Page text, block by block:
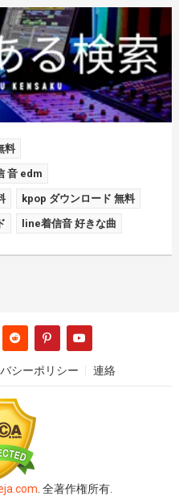
料
音 edm
kpop ダウンロード 無料
line着信音 好きな曲
シーポリシー 連絡
. 全著作権所有.